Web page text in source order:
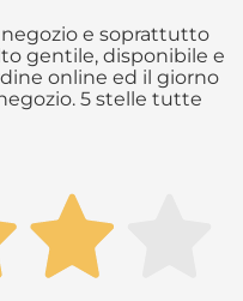
e soprattutto
gentile, disponibile e
online ed il giorno
5 stelle tutte